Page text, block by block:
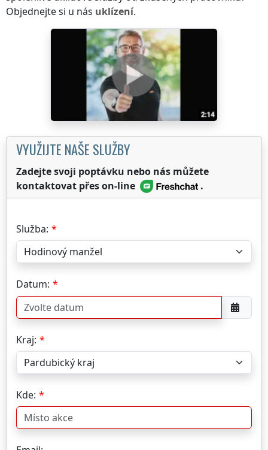
Objednejte si u nás uklízení.
VYUŽIJTE NAŠE SLUŽBY
Zadejte svoji poptávku nebo nás můžete
kontaktovat přes on-line
.
Služba:
Datum:
Kraj:
Kde: